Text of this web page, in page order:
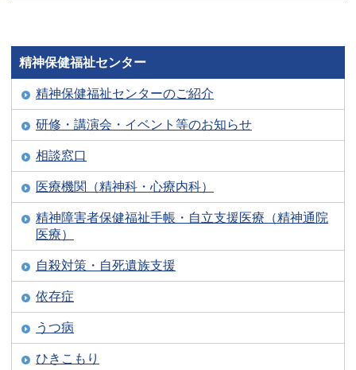
精神保健福祉センター
精神保健福祉センターのご紹介
研修・講演会・イベント等のお知らせ
相談窓口
医療機関（精神科・心療内科）
精神障害者保健福祉手帳・自立支援医療（精神通院
医療）
自殺対策・自死遺族支援
依存症
うつ病
ひきこもり